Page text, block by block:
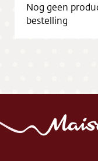
Contact
Nog geen
bestelling